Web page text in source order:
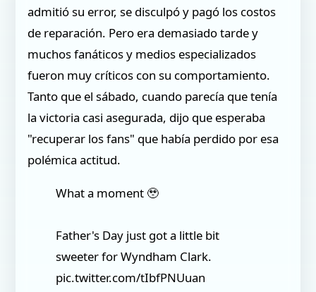
admitió su error, se disculpó y pagó los costos
de reparación. Pero era demasiado tarde y
muchos fanáticos y medios especializados
fueron muy críticos con su comportamiento.
Tanto que el sábado, cuando parecía que tenía
la victoria casi asegurada, dijo que esperaba
"recuperar los fans" que había perdido por esa
polémica actitud.
What a moment 🥹
Father's Day just got a little bit
sweeter for Wyndham Clark.
pic.twitter.com/tIbfPNUuan